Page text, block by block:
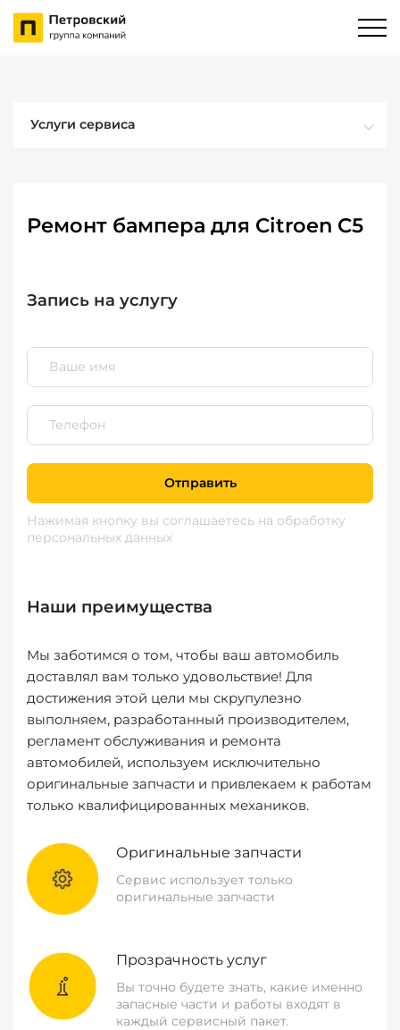
Услуги сервиса
Ремонт бампера для Citroen C5
Запись на услугу
Отправить
Нажимая кнопку вы соглашаетесь на обработку
персональных данных
Наши преимущества
Мы заботимся о том, чтобы ваш автомобиль
доставлял вам только удовольствие! Для
достижения этой цели мы скрупулезно
выполняем, разработанный производителем,
регламент обслуживания и ремонта
автомобилей, используем исключительно
оригинальные запчасти и привлекаем к работам
только квалифицированных механиков.
Оригинальные запчасти
Сервис использует только
оригинальные запчасти
Прозрачность услуг
Вы точно будете знать, какие именно
запасные части и работы входят в
каждый сервисный пакет.